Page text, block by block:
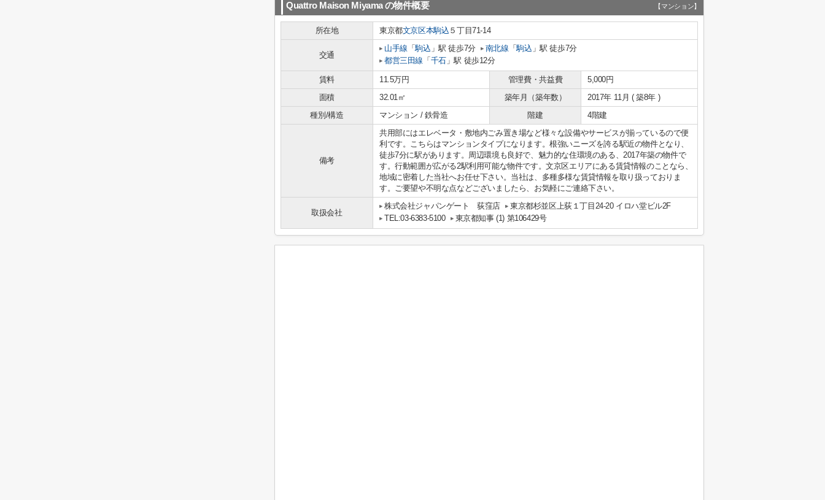
Quattro Maison Miyamaの物件概要 【マンション】
所在地 東京都文京区本駒込 ５丁目71-14
交通
山手線 「駒込 」駅 徒歩7分 南北線 「駒込 」駅 徒歩7分
都営三田線 「 千石」駅 徒歩12分
賃料 11.5万円 管理費・共益費
5,000円
面積
32.01㎡ 築年月（築年数）
2017年 11月 ( 築8年 )
種別/構造
マンション / 鉄骨造 階建 4階建
備考
共用部にはエレベータ・敷地内ごみ置き場など様々な設備やサービスが揃っているので便
利です。こちらはマンションタイプになります。根強いニーズを誇る駅近の物件となり、
徒歩7分に駅があります。周辺環境も良好で、魅力的な住環境のある、2017年築の物件で
す。行動範囲が広がる2駅利用可能な物件です。文京区エリアにある賃貸情報のことなら、
地域に密着した当社へお任せ下さい。当社は、多種多様な賃貸情報を取り扱っておりま
す。ご要望や不明な点などございましたら、お気軽にご連絡下さい。
取扱会社
株式会社ジャパンゲート 荻窪店
東京都杉並区上荻１丁目24-20 イロハ堂ビル2F
TEL:03-6383-5100
東京都知事 (1) 第106429号